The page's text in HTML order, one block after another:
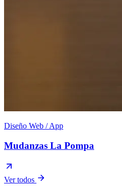
Diseño Web / App
Mudanzas La Pompa
Ver todos